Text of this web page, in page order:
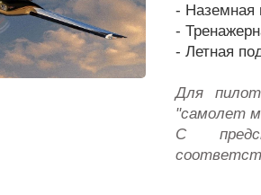
- Наземная
-
- Летная
Для
"самолет
С